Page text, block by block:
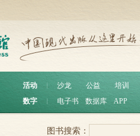
活动 沙龙 公益
培训
数字
电子书 数据库 APP
图书搜索：